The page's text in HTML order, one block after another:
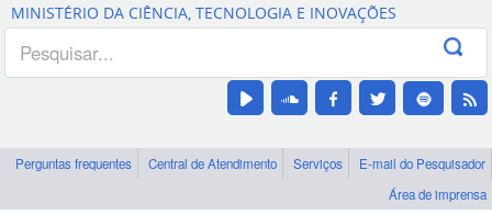
Canais
MINISTÉRIO DA CIÊNCIA, TECNOLOGIA E INOVAÇÕES
Perguntas frequentes Central de Atendimento Serviços
E-mail do Pesquisador
Área de imprensa